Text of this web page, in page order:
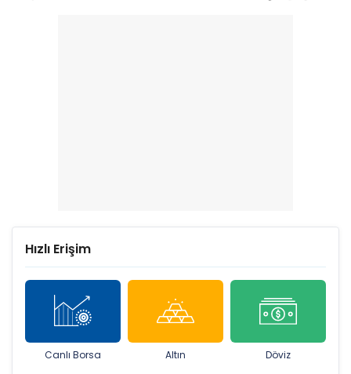
Hızlı Erişim
Canlı Borsa Altın Döviz